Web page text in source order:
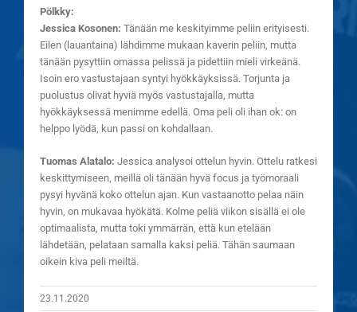
Pölkky:
Jessica Kosonen: Tänään me keskityimme peliin erityisesti.
Eilen (lauantaina) lähdimme mukaan kaverin peliin, mutta
tänään pysyttiin omassa pelissä ja pidettiin mieli virkeänä.
Isoin ero vastustajaan syntyi hyökkäyksissä. Torjunta ja
puolustus olivat hyviä myös vastustajalla, mutta
hyökkäyksessä menimme edellä. Oma peli oli ihan ok: on
helppo lyödä, kun passi on kohdallaan.
Tuomas Alatalo: Jessica analysoi ottelun hyvin. Ottelu ratkesi
keskittymiseen, meillä oli tänään hyvä focus ja työmoraali
pysyi hyvänä koko ottelun ajan. Kun vastaanotto pelaa näin
hyvin, on mukavaa hyökätä. Kolme peliä viikon sisällä ei ole
optimaalista, mutta toki ymmärrän, että kun etelään
lähdetään, pelataan samalla kaksi peliä. Tähän saumaan
oikein kiva peli meiltä.
23.11.2020